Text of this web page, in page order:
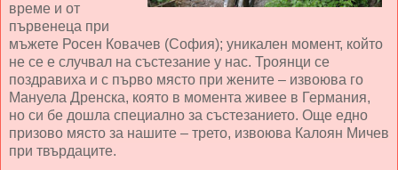
време и от
първенеца при
мъжете Росен Ковачев (София); уникален момент, който
не се е случвал на състезание у нас. Троянци се
поздравиха и с първо място при жените – извоюва го
Мануела Дренска, която в момента живее в Германия,
но си бе дошла специално за състезанието. Още едно
призово място за нашите – трето, извоюва Калоян Мичев
при твърдаците.